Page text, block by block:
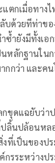
ตกเมื่อทางไ
บด้วยทีท่าข
ซ้ำยังมีทั้งเอ
หลักฐานใน
กกว่า และค
ขุดแฉยับว่า
ปลิ้นปล้อนหล
งที่เป็นของป
กรระหว่างป